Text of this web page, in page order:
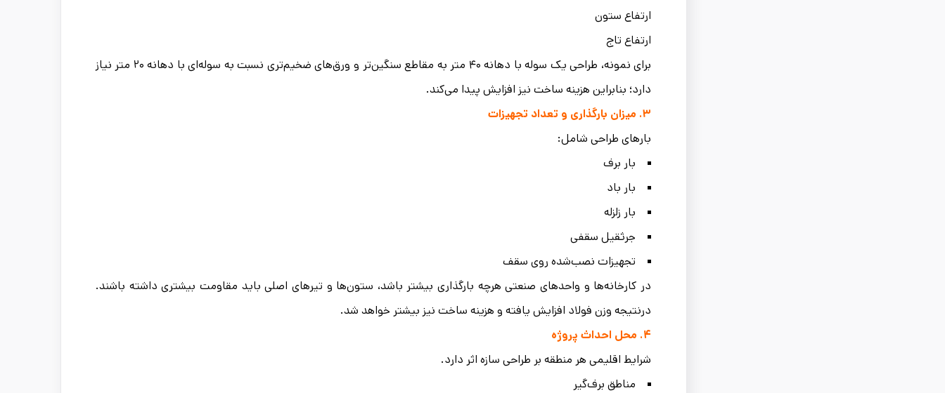
ارتفاع ستون
ارتفاع تاج
برای نمونه، طراحی یک سوله با دهانه ۴۰ متر به مقاطع سنگین‌تر و ورق‌های ضخیم‌تری نسبت به سوله‌ای با دهانه ۲۰ متر نیاز
دارد؛ بنابراین هزینه ساخت نیز افزایش پیدا می‌کند.
۳. میزان بارگذاری و تعداد تجهیزات
بارهای طراحی شامل:
بار برف
بار باد
بار زلزله
جرثقیل سقفی
تجهیزات نصب‌شده روی سقف
در کارخانه‌ها و واحدهای صنعتی هرچه بارگذاری بیشتر باشد، ستون‌ها و تیرهای اصلی باید مقاومت بیشتری داشته باشند.
درنتیجه وزن فولاد افزایش یافته و هزینه ساخت نیز بیشتر خواهد شد.
۴. محل احداث پروژه
شرایط اقلیمی هر منطقه بر طراحی سازه اثر دارد.
مناطق برف‌گیر